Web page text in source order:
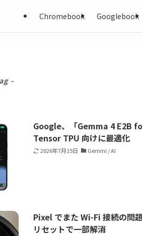
Chromebook Googlebook
–
Google、「Gemma 4 E2B
Tensor TPU 向けに最適化
2026年7月15日 Gemini / AI
Pixel でまた Wi-Fi 接続の問
リセットで一部解消